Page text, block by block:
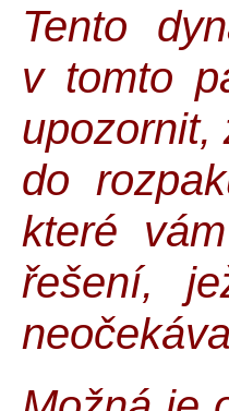
Tento
v tomto
upozornit,
do
které
řešení,